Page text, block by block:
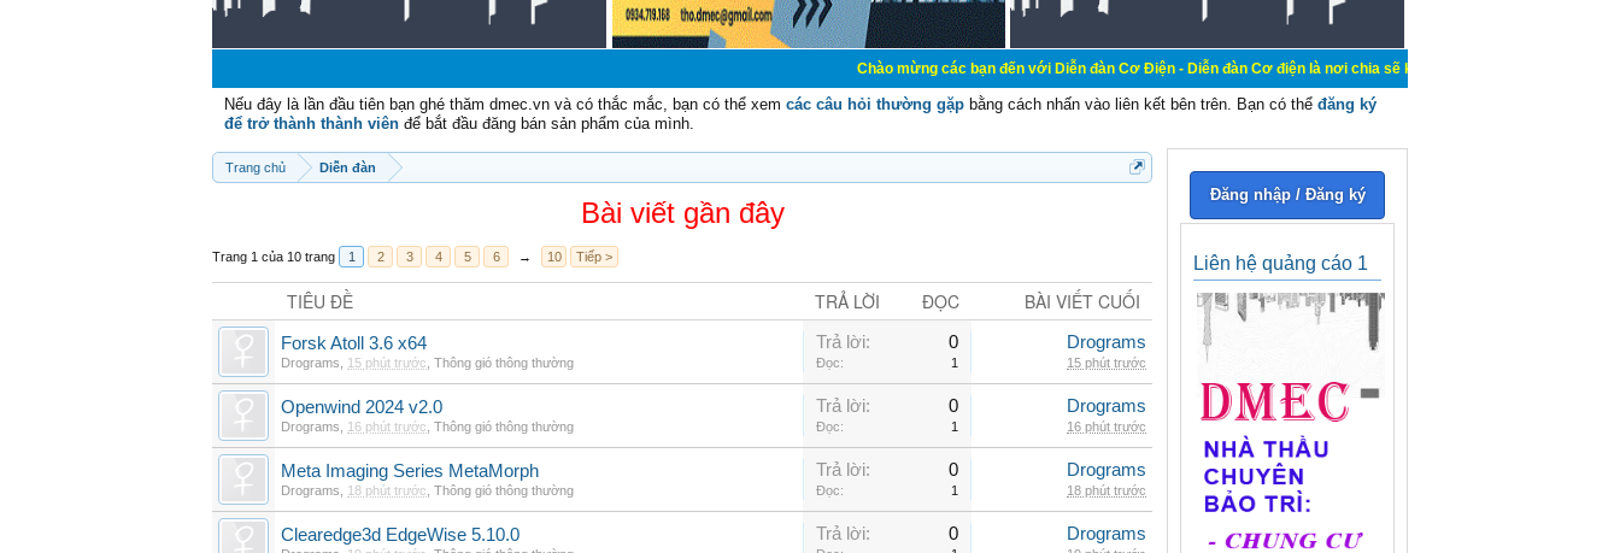
Chào mừng các bạn đến với Diễn đàn Cơ Điện - Diễn đàn Cơ điện là nơi chia sẽ kiến thức kinh nghiệm trong lãnh vực
Nếu đây là lần đầu tiên bạn ghé thăm dmec.vn và có thắc mắc, bạn có thể xem các câu hỏi thường gặp bằng cách nhấn vào liên kết bên trên. Bạn có thể đăng ký
để trở thành thành viên để bắt đầu đăng bán sản phẩm của mình.
Trang chủ Diễn đàn
Bài viết gần đây
Trang 1 của 10 trang 1 2 3 4 5 6 → 10 Tiếp >
TIÊU ĐỀ TRẢ LỜI ĐỌC BÀI VIẾT CUỐI
Forsk Atoll 3.6 x64
Drograms 15 phút trước Thông gió thông thường
Trả lời: 0
Đọc: 1
Drograms
15 phút trước
Openwind 2024 v2.0
Drograms 16 phút trước Thông gió thông thường
Trả lời: 0
Đọc: 1
Drograms
16 phút trước
Meta Imaging Series MetaMorph
Drograms 18 phút trước Thông gió thông thường
Trả lời: 0
Đọc: 1
Drograms
18 phút trước
Clearedge3d EdgeWise 5.10.0 Trả lời: 0 Drograms
Đăng nhập / Đăng ký
Liên hệ quảng cáo 1